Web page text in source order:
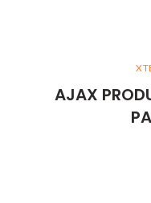
AJAX